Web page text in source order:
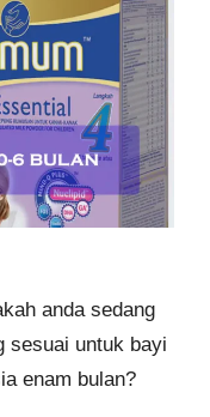
anda sedang
sesuai untuk bayi
enam bulan?